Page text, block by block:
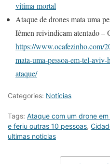
vitima-mortal
Ataque de drones mata uma
Iêmen reivindicam atentado –
https://www.ocafezinho.com/
mata-uma-pessoa-em-tel-
ataque/
Categories: Notícias
Tags: Ataque com um drone
e feriu outras 10 pessoas,
ultimas noticias